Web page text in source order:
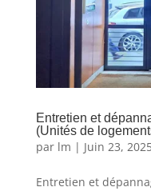
Entretien et
(Unités de
par lm | Juin 23,
Entretien et